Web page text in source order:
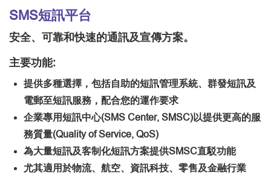
SMS短訊平台
安全、可靠和快速的通訊及宣傳方案。
主要功能:
提供多種選擇，包括自助的短訊管理系統、群發短訊及
電郵至短訊服務，配合您的運作要求
企業專用短訊中心(SMS Center, SMSC)以提供更高的服
務質量(Quality of Service, QoS)
為大量短訊及客制化短訊方案提供SMSC直駁功能
尤其適用於物流、航空、資訊科技、零售及金融行業